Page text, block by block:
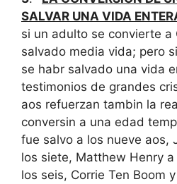
SALVAR UNA VIDA
si un adulto se convierte a
salvado media vida; pero
se habr salvado una vida
testimonios de grandes
aos refuerzan tambin la
conversin a una edad
fue salvo a los nueve aos,
los siete, Matthew Henry
los seis, Corrie Ten Boom